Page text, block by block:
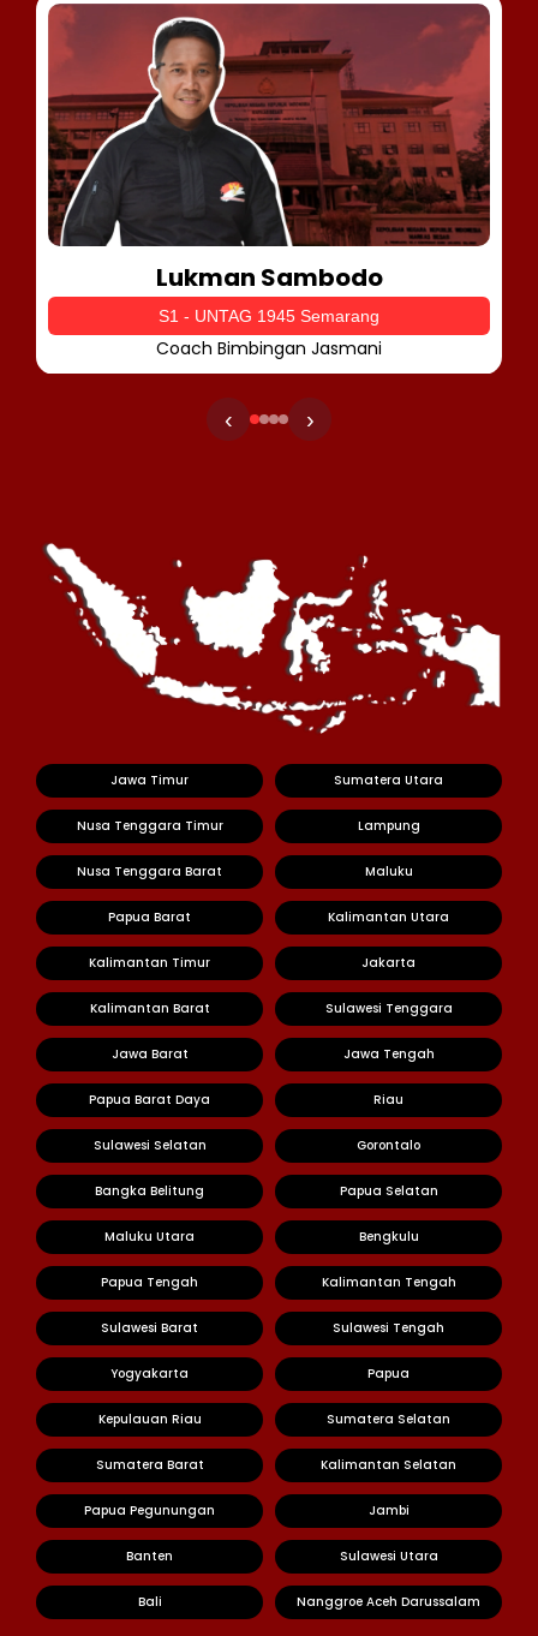
Lukman Sambodo
S1 - UNTAG 1945 Semarang
Coach Bimbingan Jasmani
‹ ›
Jawa Timur Sumatera Utara
Nusa Tenggara Timur Lampung
Nusa Tenggara Barat Maluku
Papua Barat Kalimantan Utara
Kalimantan Timur Jakarta
Kalimantan Barat Sulawesi Tenggara
Jawa Barat Jawa Tengah
Papua Barat Daya Riau
Sulawesi Selatan Gorontalo
Bangka Belitung Papua Selatan
Maluku Utara Bengkulu
Papua Tengah Kalimantan Tengah
Sulawesi Barat Sulawesi Tengah
Yogyakarta Papua
Kepulauan Riau Sumatera Selatan
Sumatera Barat Kalimantan Selatan
Papua Pegunungan Jambi
Banten Sulawesi Utara
Bali Nanggroe Aceh Darussalam